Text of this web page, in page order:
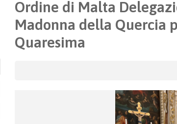
Ordine di Malta
Madonna della Quercia
Quaresima